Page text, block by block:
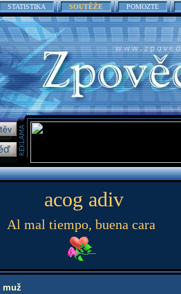
STATISTIKA SOUTĚŽE POMOZTE
acog adiv
Al mal tiempo, buena cara
muž